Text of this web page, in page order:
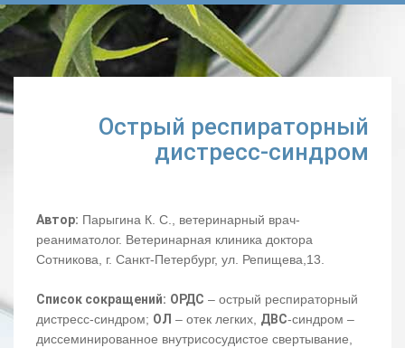
Острый респираторный
дистресс-синдром
Автор: Парыгина К. С., ветеринарный врач-
реаниматолог. Ветеринарная клиника доктора
Сотникова, г. Санкт-Петербург, ул. Репищева,13.
Список сокращений: ОРДС – острый респираторный
дистресс-синдром; ОЛ – отек легких, ДВС-синдром –
диссеминированное внутрисосудистое свертывание,